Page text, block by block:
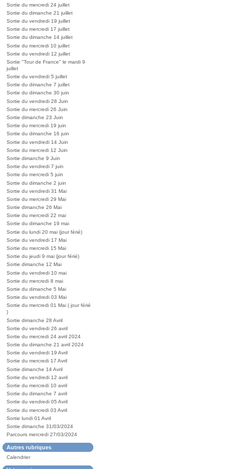
Sortie du mercredi 24 juillet
Sortie du dimanche 21 juillet
Sortie du vendredi 19 juillet
Sortie du mercredi 17 juillet
Sortie du dimanche 14 juillet
Sortie du mercredi 10 juillet
Sortie du vendredi 12 juillet
Sortie "Tour de France" le mardi 9
juillet
Sortie du vendredi 5 juillet
Sortie du dimanche 7 juillet
Sortie du dimanche 30 juin
Sortie du vendredi 28 Juin
Sortie du mercredi 26 Juin
Sortie dimanche 23 Juin
Sortie du mercredi 19 juin
Sortie du dimanche 16 juin
Sortie du vendredi 14 Juin
Sortie du mercredi 12 Juin
Sortie dimanche 9 Juin
Sortie du vendredi 7 juin
Sortie du mercredi 5 juin
Sortie du dimanche 2 juin
Sortie du vendredi 31 Mai
Sortie du mercredi 29 Mai
Sortie dimanche 26 Mai
Sortie du mercredi 22 mai
Sortie du dimanche 19 mai
Sortie du lundi 20 mai (jour férié)
Sortie du vendredi 17 Mai
Sortie du mercredi 15 Mai
Sortie du jeudi 9 mai (jour férié)
Sortie dimanche 12 Mai
Sortie du vendredi 10 mai
Sortie du mercredi 8 mai
Sortie du dimanche 5 Mai
Sortie du vendredi 03 Mai
Sortie du mercredi 01 Mai ( jour férié
)
Sortie dimanche 28 Avril
Sortie du vendredi 26 avril
Sortie du mercredi 24 avril 2024
Sortie du dimanche 21 avril 2024
Sortie du vendredi 19 Avril
Sortie du mercredi 17 Avril
Sortie dimanche 14 Avril
Sortie du vendredi 12 avril
Sortie du mercredi 10 avril
Sortie du dimanche 7 avril
Sortie du vendredi 05 Avril
Sortie du mercredi 03 Avril
Sortie lundi 01 Avril
Sortie dimanche 31/03/2024
Parcours mercredi 27/03/2024
Autres rubriques
Calendrier